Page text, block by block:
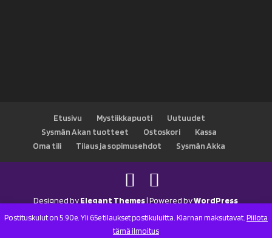
Postituskulut on 5.90e. Yli 65e tilaukset postikuluitta. Klarnan maksutavat. Piilota
tämä ilmoitus
Etusivu Mystiikkapuoti
Uutuudet
Sysmän Akan tuotteet
Ostoskori
Kassa
Oma tili
Tilaus ja sopimusehdot Sysmän Akka
Designed byElegant Themes| Powered byWordPress